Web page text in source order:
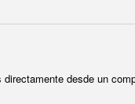
desde un